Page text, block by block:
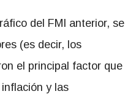
del FMI anterior, se
(es decir, los
el principal factor que
y las